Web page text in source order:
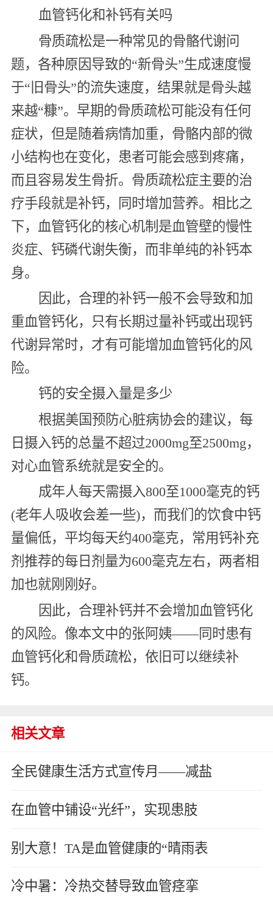
血管钙化和补钙有关吗
骨质疏松是一种常见的骨骼代谢问
题，各种原因导致的“新骨头”生成速度慢
于“旧骨头”的流失速度，结果就是骨头越
来越“糠”。早期的骨质疏松可能没有任何
症状，但是随着病情加重，骨骼内部的微
小结构也在变化，患者可能会感到疼痛，
而且容易发生骨折。骨质疏松症主要的治
疗手段就是补钙，同时增加营养。相比之
下，血管钙化的核心机制是血管壁的慢性
炎症、钙磷代谢失衡，而非单纯的补钙本
身。
因此，合理的补钙一般不会导致和加
重血管钙化，只有长期过量补钙或出现钙
代谢异常时，才有可能增加血管钙化的风
险。
钙的安全摄入量是多少
根据美国预防心脏病协会的建议，每
日摄入钙的总量不超过2000mg至2500mg，
对心血管系统就是安全的。
成年人每天需摄入800至1000毫克的钙
(老年人吸收会差一些)，而我们的饮食中钙
量偏低，平均每天约400毫克，常用钙补充
剂推荐的每日剂量为600毫克左右，两者相
加也就刚刚好。
因此，合理补钙并不会增加血管钙化
的风险。像本文中的张阿姨——同时患有
血管钙化和骨质疏松，依旧可以继续补
钙。
相关文章
全民健康生活方式宣传月——减盐
在血管中铺设“光纤”，实现患肢
别大意！TA是血管健康的“晴雨表
冷中暑：冷热交替导致血管痉挛